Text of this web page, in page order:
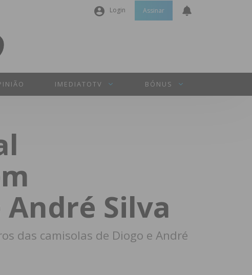
Login
Senha
Assinar
IMEDIATOTV BÓNUS
Silva
das camisolas de Diogo e André